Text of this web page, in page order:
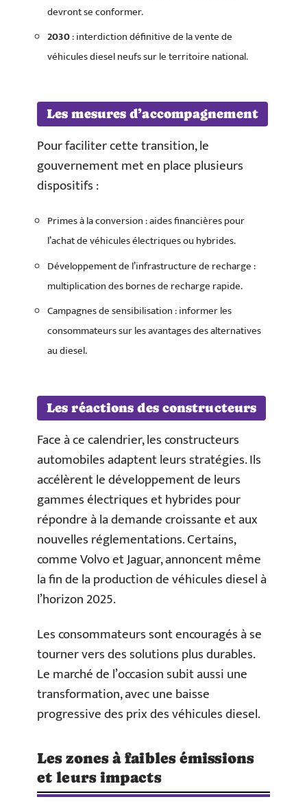
devront se conformer.
2030: interdiction définitive de la vente de
véhicules diesel neufs sur le territoire national.
Les mesures d’accompagnement
Pour faciliter cette transition, le
gouvernement met en place plusieurs
dispositifs :
Primes à la conversion : aides financières pour
l’achat de véhicules électriques ou hybrides.
Développement de l’infrastructure de recharge :
multiplication des bornes de recharge rapide.
Campagnes de sensibilisation : informer les
consommateurs sur les avantages des alternatives
au diesel.
Les réactions des constructeurs
Face à ce calendrier, les constructeurs
automobiles adaptent leurs stratégies. Ils
accélèrent le développement de leurs
gammes électriques et hybrides pour
répondre à la demande croissante et aux
nouvelles réglementations. Certains,
comme Volvo et Jaguar, annoncent même
la fin de la production de véhicules diesel à
l’horizon 2025.
Les consommateurs sont encouragés à se
tourner vers des solutions plus durables.
Le marché de l’occasion subit aussi une
transformation, avec une baisse
progressive des prix des véhicules diesel.
Les zones à faibles émissions
et leurs impacts